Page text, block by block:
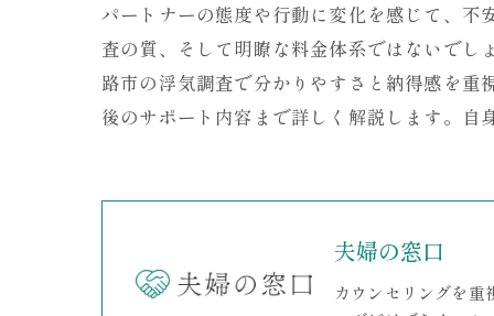
パートナーの態度や行動に変化を感じて、不
査の質、そして明瞭な料金体系ではないで
路市の浮気調査で分かりやすさと納得感を
後のサポート内容まで詳しく解説します。自
夫婦の窓口
カウンセリングを重